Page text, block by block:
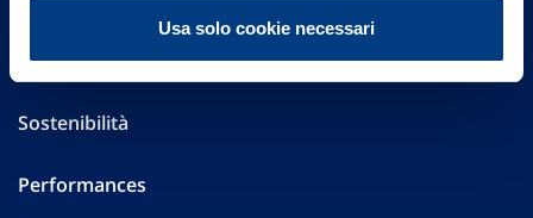
Usa solo cookie necessari
Altre informazioni
Sostenibilità
Performances